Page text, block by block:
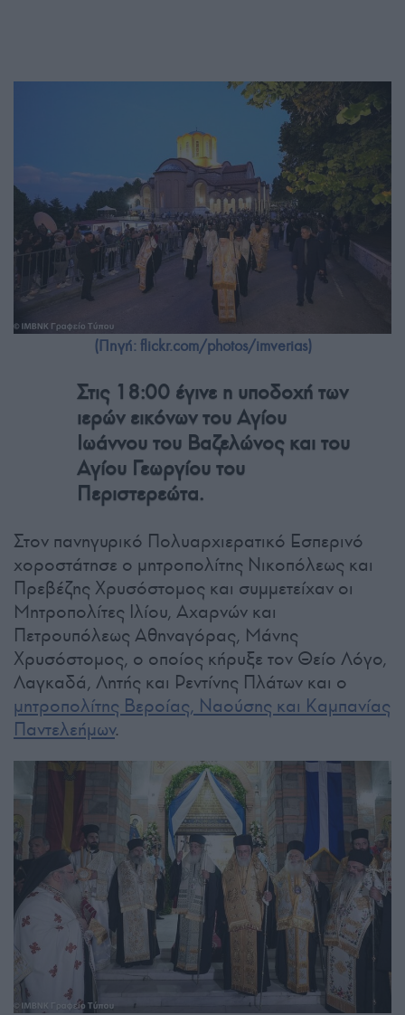
(Πηγή: flickr.com/photos/imverias)
Στις 18:00 έγινε η υποδοχή των
ιερών εικόνων του Αγίου
Ιωάννου του Βαζελώνος και του
Αγίου Γεωργίου του
Περιστερεώτα.
Στον πανηγυρικό Πολυαρχιερατικό Εσπερινό
χοροστάτησε ο μητροπολίτης Νικοπόλεως και
Πρεβέζης Χρυσόστομος και συμμετείχαν οι
Μητροπολίτες Ιλίου, Αχαρνών και
Πετρουπόλεως Αθηναγόρας, Μάνης
Χρυσόστομος, ο οποίος κήρυξε τον Θείο Λόγο,
Λαγκαδά, Λητής και Ρεντίνης Πλάτων και ο
μητροπολίτης Βεροίας, Ναούσης και Καμπανίας
Παντελεήμων.